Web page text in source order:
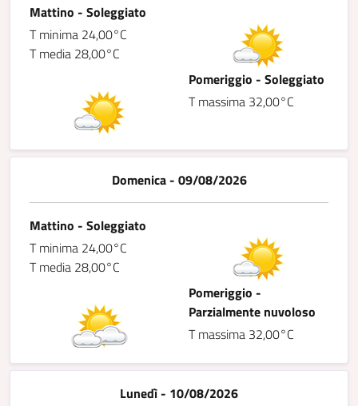
Mattino - Soleggiato
T minima 24,00°C
T media 28,00°C
Pomeriggio - Soleggiato
T massima 32,00°C
Domenica - 09/08/2026
Mattino - Soleggiato
T minima 24,00°C
T media 28,00°C
Pomeriggio -
Parzialmente nuvoloso
T massima 32,00°C
Lunedì - 10/08/2026